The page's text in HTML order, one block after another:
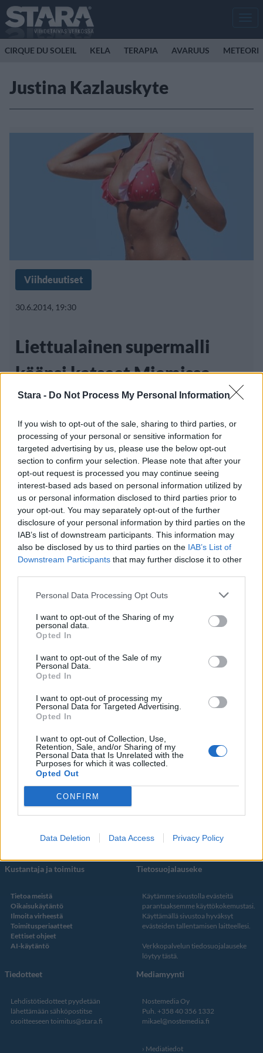
Stara - Do Not Process My Personal Information
If you wish to opt-out of the sale, sharing to third parties, or
processing of your personal or sensitive information for
targeted advertising by us, please use the below opt-out
section to confirm your selection. Please note that after your
opt-out request is processed you may continue seeing
interest-based ads based on personal information utilized by
us or personal information disclosed to third parties prior to
your opt-out. You may separately opt-out of the further
disclosure of your personal information by third parties on the
IAB’s list of downstream participants. This information may
also be disclosed by us to third parties on the IAB’s List of
Downstream Participants that may further disclose it to other
Personal Data Processing Opt Outs
I want to opt-out of the Sharing of my
personal data.
Opted In
I want to opt-out of the Sale of my
Personal Data.
Opted In
I want to opt-out of processing my
Personal Data for Targeted Advertising.
Opted In
I want to opt-out of Collection, Use,
Retention, Sale, and/or Sharing of my
Personal Data that Is Unrelated with the
Purposes for which it was collected.
Opted Out
CONFIRM
Data Deletion Data Access Privacy Policy
CIRQUE DU SOLEIL KELA TERAPIA AVARUUS METEORI
Justina Kazlauskyte
Viihdeuutiset
30.6.2014, 19:30
Liettualainen supermalli
käänsi katseet Miamissa –
eikä suotta!
Suomesta ei ole noussut mallikaunottaria
mallimaailman kärkikaartiin, mutta
ensimmäisen suomalaisen
Info
Tietosuojalauseke
Mediatiedot
RSS-ohje
Yhteistyössä
Jocka
Päivän Lehti
Lifestyle
Koti & Asuminen
Viihde
StaraTV
Autot
Elokuvat
Some
YouTube
Instagram
Twitter
Kustantaja ja toimitus
Tietoa meistä
Oikaisukäytäntö
Ilmoita virheestä
Toimitusperiaatteet
Eettiset ohjeet
AI-käytäntö
Tietosuojalauseke
Käytämme sivustolla evästeitä
parantaaksemme käyttökokemustasi.
Käyttämällä sivustoa hyväksyt
evästeiden tallentamisen laitteellesi.
Verkkopalvelun tiedosuojalauseke
löytyy tästä
Tiedotteet
Lehdistötiedotteet pyydetään
lähettämään sähköpostitse
osoitteeseen toimitus@stara.fi
Mediamyynti
Nostemedia Oy
Puh. +358 40 356 1332
mikael@nostemedia.fi
Mediatiedot